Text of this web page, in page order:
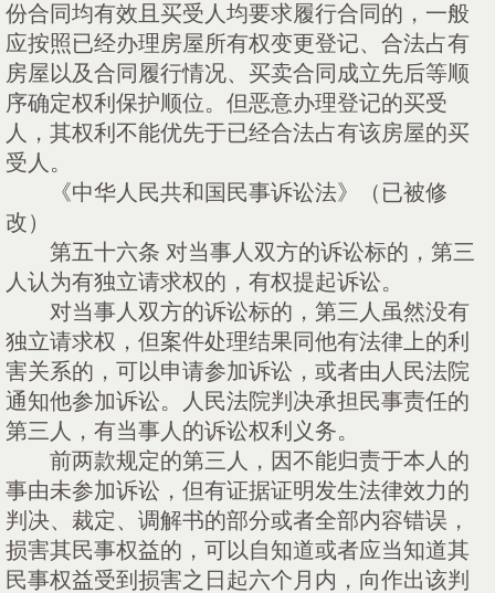
份合同均有效且买受人均要求履行合同的，一般
应按照已经办理房屋所有权变更登记、合法占有
房屋以及合同履行情况、买卖合同成立先后等顺
序确定权利保护顺位。但恶意办理登记的买受
人，其权利不能优先于已经合法占有该房屋的买
受人。
《中华人民共和国民事诉讼法》（已被修
改）
第五十六条 对当事人双方的诉讼标的，第三
人认为有独立请求权的，有权提起诉讼。
对当事人双方的诉讼标的，第三人虽然没有
独立请求权，但案件处理结果同他有法律上的利
害关系的，可以申请参加诉讼，或者由人民法院
通知他参加诉讼。人民法院判决承担民事责任的
第三人，有当事人的诉讼权利义务。
前两款规定的第三人，因不能归责于本人的
事由未参加诉讼，但有证据证明发生法律效力的
判决、裁定、调解书的部分或者全部内容错误，
损害其民事权益的，可以自知道或者应当知道其
民事权益受到损害之日起六个月内，向作出该判